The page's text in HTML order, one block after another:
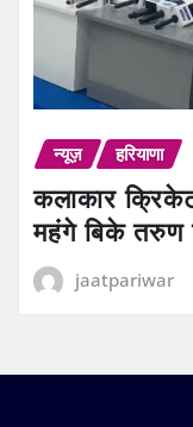
न्यूज़ हरियाणा
कलाकार
महंगे बिके तरुण
jaatpariwar